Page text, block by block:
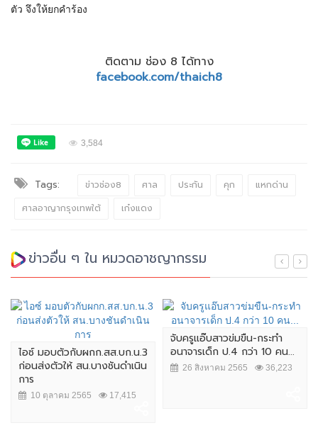
ตัว จึงให้ยกคำร้อง
ติดตาม ช่อง 8 ได้ทาง
facebook.com/thaich8
3,584
Tags: ข่าวช่อง8 ศาล ประกัน คุก
แหกด่าน
ศาลอาญากรุงเทพใต้
เก๋งแดง
ข่าวอื่น ๆ ใน หมวดอาชญากรรม
ไอซ์ มอบตัวกับผกก.สส.บก.น.3
ก่อนส่งตัวให้ สน.บางชันดำเนิน
การ
10 ตุลาคม 2565 17,415
จับครูแอ๊บสาวข่มขืน-กระทำ
อนาจารเด็ก ป.4 กว่า 10 คน...
26 สิงหาคม 2565 36,223